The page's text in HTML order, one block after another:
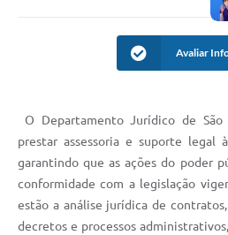
Cronograma coleta de lixo e seletiva
Biblioteca
Bancos conveniados e serviços
Bolsas de estudo da Escola Cooperativa
Avaliar
O Departamento Jurídico de
prestar assessoria e suporte legal
garantindo que as ações do poder
conformidade com a legislação
estão a análise jurídica de
decretos e processos